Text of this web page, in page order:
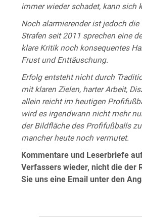
immer wieder schadet, kann sich
Noch alarmierender ist jedoch
Strafen seit 2011 sprechen eine
klare Kritik noch konsequentes
Frust und Enttäuschung.
Erfolg entsteht nicht durch
mit klaren Zielen, harter Arbeit,
allein reicht im heutigen
wird es irgendwann nicht mehr
der Bildfläche des Profifußballs
mancher heute noch vermutet.
Kommentare und Leserbriefe
Verfassers wieder, nicht die der
Sie uns eine Email unter den